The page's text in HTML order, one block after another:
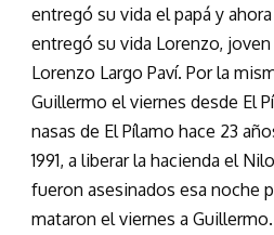
entregó su vida el papá y
entregó su vida Lorenzo,
Lorenzo Largo Paví. Por la
Guillermo el viernes desde El
nasas de El Pílamo hace 23
1991, a liberar la hacienda el
fueron asesinados esa noche
mataron el viernes a